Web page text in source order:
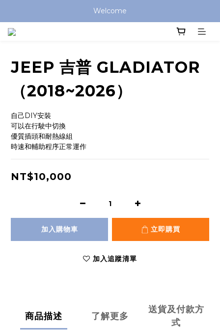
Welcome
JEEP 吉普 GLADIATOR
（2018~2026）
自己DIY安裝
可以在行駛中切換
優質插頭和耐熱線組
時速和輔助程序正常運作
NT$10,000
加入購物車 立即購買
加入追蹤清單
商品描述 了解更多
送貨及付款方
式